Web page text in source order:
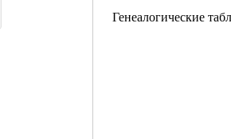
Генеалогические